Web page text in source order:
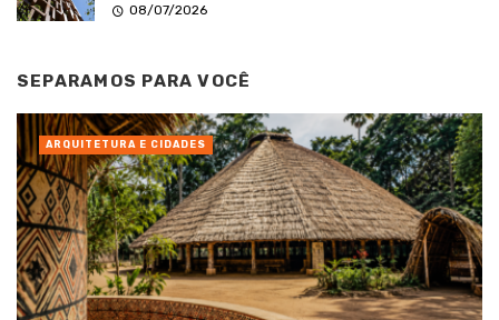
08/07/2026
SEPARAMOS PARA VOCÊ
ARQUITETURA E CIDADES